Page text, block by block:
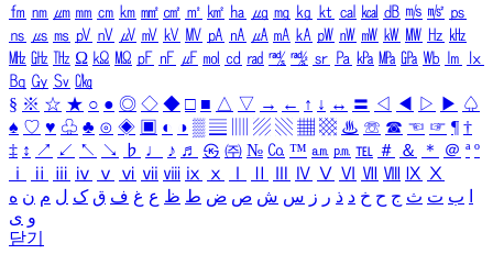
㎙ ㎚ ㎛ ㎜ ㎝ ㎞ ㎟ ㎠ ㎡ ㎢ ㏊ ㎍ ㎎ ㎏ ㏏ ㎈ ㎉ ㏈ ㎧ ㎨ ㎰
㎱ ㎲ ㎳ ㎴ ㎵ ㎶ ㎷ ㎸ ㎹ ㎀ ㎁ ㎂ ㎃ ㎄ ㎺ ㎻ ㎽ ㎾ ㎿ ㎐ ㎑
㎒ ㎓ ㎔ Ω ㏀ ㏁ ㎊ ㎋ ㎌ ㏖ ㏅ ㎭ ㎮ ㎯ ㏛ ㎩ ㎪ ㎫ ㎬ ㏝ ㏐
㏓
㏃ ㏉ ㏜ ㏆
§ ※ ☆ ★ ○ ● ◎ ◇ ◆ □ ■ △ ▽ → ← ↑ ↓ ↔ 〓 ◁ ◀ ▷ ▶ ♤
♠ ♡ ♥ ♧ ♣ ⊙ ◈ ▣ ◐ ◑ ▒ ▤ ▨ ▧ ▦ ▩ ♨ ☏ ☎ ☜ ☞ ¶ †
‡ ↕ ↗ ↙ ↖ ↘ ♭ ♩ ♪ ♬ ㉿ ㈜ № ㏇ ™ ㏂ ㏘ ℡ ＃ ＆ ＊ ＠ ª º
ⅰ
ⅱ ⅲ ⅳ ⅴ ⅵ ⅶ ⅷ ⅸ ⅹ Ⅳ Ⅴ Ⅵ Ⅶ Ⅷ Ⅸ Ⅹ
ب ت ث ج ح خ د ذ ر ز س ش ص ض ط ظ ع غ ف ق ک ل م ن ه
و ی
닫기